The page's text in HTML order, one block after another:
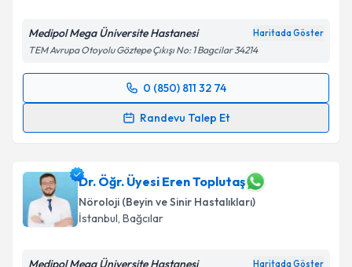
Medipol Mega Üniversite Hastanesi Haritada Göster
TEM Avrupa Otoyolu Göztepe Çıkışı No: 1 Bagcilar 34214
0 (850) 811 32 74
Randevu Talep Et
Randevu Takvimi Talebi
almanız için bir takvim hazırlandığında e-posta ile
bilgilendireceğiz.
E-posta Adresiniz
Dr. Öğr. Üyesi Eren Toplutaş
Nöroloji (Beyin ve Sinir Hastalıkları)
İstanbul, Bağcılar
Medipol Mega Üniversite Hastanesi Haritada Göster